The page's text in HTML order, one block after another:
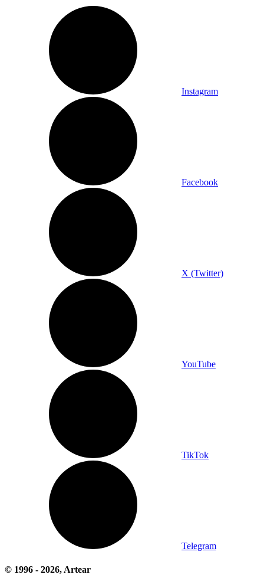
Instagram
Facebook
X (Twitter)
YouTube
TikTok
Telegram
© 1996 - 2026, Artear